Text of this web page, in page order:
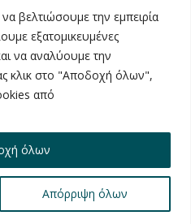
βελτιώσουμε την εμπειρία
εξατομικευμένες
να αναλύουμε την
κλικ στο "Αποδοχή όλων",
από
Απόρριψη όλων
όλων
SEND REQUEST
- WEB DESIGN BY
BY
OSCY